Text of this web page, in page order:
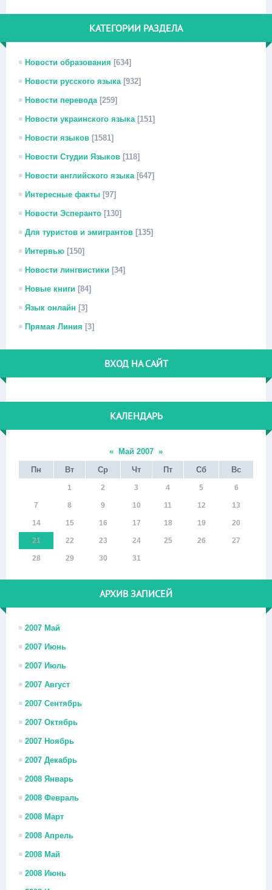
КАТЕГОРИИ РАЗДЕЛА
Новости образования [634]
Новости русского языка [932]
Новости перевода [259]
Новости украинского языка [151]
Новости языков [1581]
Новости Студии Языков [118]
Новости английского языка [647]
Интересные факты [97]
Новости Эсперанто [130]
Для туристов и эмигрантов [135]
Интервью [150]
Новости лингвистики [34]
Новые книги [84]
Язык онлайн [3]
Прямая Линия [3]
ВХОД НА САЙТ
КАЛЕНДАРЬ
« Май 2007 »
Пн
Вт Ср Чт Пт Сб Вс
1 2 3 4 5 6
7 8 9 10 11 12 13
14 15 16 17 18 19 20
21 22 23 24 25 26 27
28 29 30 31
АРХИВ ЗАПИСЕЙ
2007 Май
2007 Июнь
2007 Июль
2007 Август
2007 Сентябрь
2007 Октябрь
2007 Ноябрь
2007 Декабрь
2008 Январь
2008 Февраль
2008 Март
2008 Апрель
2008 Май
2008 Июнь